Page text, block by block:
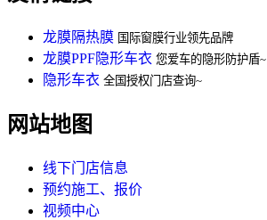
龙膜隔热膜 国际窗膜行业领先品牌
龙膜PPF隐形车衣 您爱车的隐形防护盾~
隐形车衣 全国授权门店查询~
网站地图
线下门店信息
预约施工、报价
视频中心